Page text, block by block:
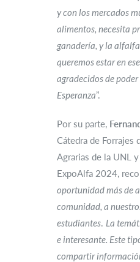
y con los mercados
alimentos, necesita
ganadería, y la
queremos estar en
agradecidos de
Esperanza”.
Por su parte,
Cátedra de Forrajes
Agrarias de la UNL
ExpoAlfa 2024,
oportunidad más de
comunidad, a
estudiantes. La
e interesante. Este
compartir